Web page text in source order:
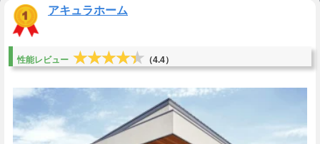
アキュラホーム
性能レビュー ★★★★★
★★★★★ （4.4）